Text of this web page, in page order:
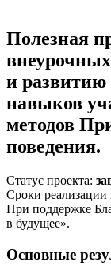
Полезная
и
навыков
методов
поведения.
Статус проекта:
Сроки реализации
При поддержке
в будущее».
Основные